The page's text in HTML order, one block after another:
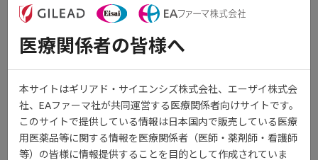
PDF
患者における関節破壊進行抑制の検
医療関係者の皆様へ
本サイトはギリアド・サイエンシズ株式会社、エーザイ株式会
社、EAファーマ社が共同運営する医療関係者向けサイトです。
このサイトで提供している情報は日本国内で販売している医療
用医薬品等に関する情報を医療関係者（医師・薬剤師・看護師
等）の皆様に情報提供することを目的として作成されていま